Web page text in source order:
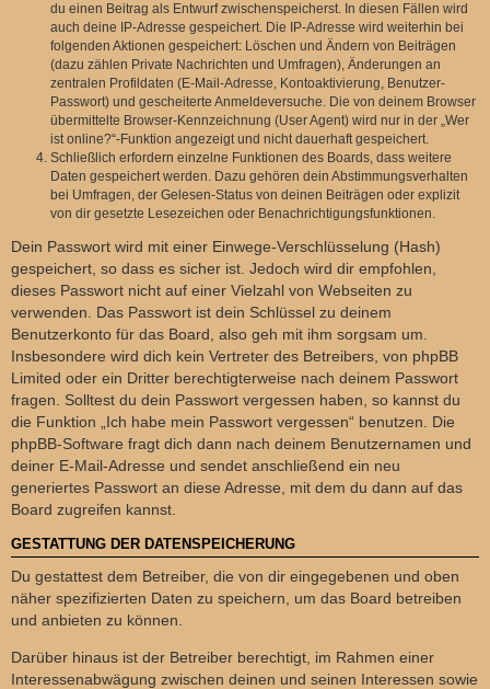
du einen Beitrag als Entwurf zwischenspeicherst. In diesen Fällen wird
auch deine IP-Adresse gespeichert. Die IP-Adresse wird weiterhin bei
folgenden Aktionen gespeichert: Löschen und Ändern von Beiträgen
(dazu zählen Private Nachrichten und Umfragen), Änderungen an
zentralen Profildaten (E-Mail-Adresse, Kontoaktivierung, Benutzer-
Passwort) und gescheiterte Anmeldeversuche. Die von deinem Browser
übermittelte Browser-Kennzeichnung (User Agent) wird nur in der „Wer
ist online?“-Funktion angezeigt und nicht dauerhaft gespeichert.
Schließlich erfordern einzelne Funktionen des Boards, dass weitere
Daten gespeichert werden. Dazu gehören dein Abstimmungsverhalten
bei Umfragen, der Gelesen-Status von deinen Beiträgen oder explizit
von dir gesetzte Lesezeichen oder Benachrichtigungsfunktionen.
Dein Passwort wird mit einer Einwege-Verschlüsselung (Hash)
gespeichert, so dass es sicher ist. Jedoch wird dir empfohlen,
dieses Passwort nicht auf einer Vielzahl von Webseiten zu
verwenden. Das Passwort ist dein Schlüssel zu deinem
Benutzerkonto für das Board, also geh mit ihm sorgsam um.
Insbesondere wird dich kein Vertreter des Betreibers, von phpBB
Limited oder ein Dritter berechtigterweise nach deinem Passwort
fragen. Solltest du dein Passwort vergessen haben, so kannst du
die Funktion „Ich habe mein Passwort vergessen“ benutzen. Die
phpBB-Software fragt dich dann nach deinem Benutzernamen und
deiner E-Mail-Adresse und sendet anschließend ein neu
generiertes Passwort an diese Adresse, mit dem du dann auf das
Board zugreifen kannst.
GESTATTUNG DER DATENSPEICHERUNG
Du gestattest dem Betreiber, die von dir eingegebenen und oben
näher spezifizierten Daten zu speichern, um das Board betreiben
und anbieten zu können.
Darüber hinaus ist der Betreiber berechtigt, im Rahmen einer
Interessenabwägung zwischen deinen und seinen Interessen sowie